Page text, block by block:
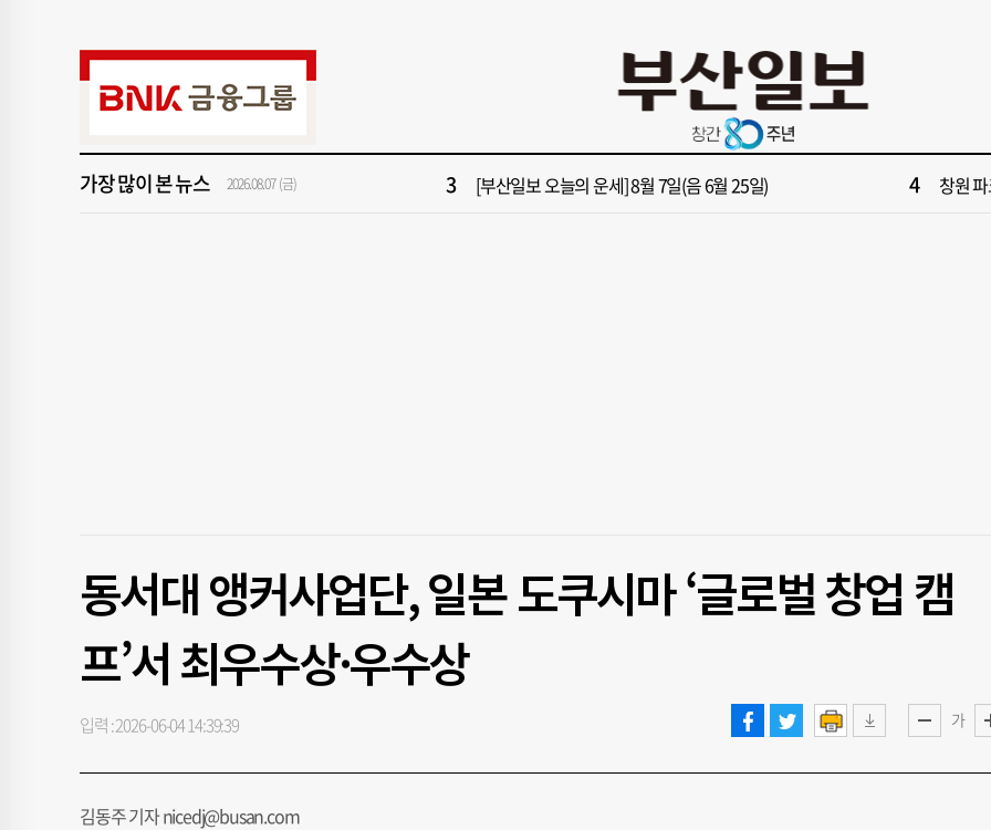
가장 많이 본 뉴스 2026.08.07 (금)
회복
[속보] 제13호 태풍 돌핀 경로, 내주 중국 상륙…'불가마 더위' 언제까지
3 [부산일보 오늘의 운세] 8월 7일(음 6월 25일) 4 창원
동서대 앵커사업단, 일본 도쿠시마 ‘글로벌 창업 캠
프’서 최우수상·우수상
가
입력 : 2026-06-04 14:39:39
김동주 기자 nicedj@busan.com